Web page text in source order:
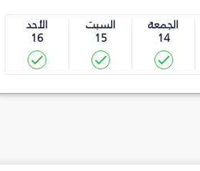
الجمعة
14
السبت
15
الأحد
16